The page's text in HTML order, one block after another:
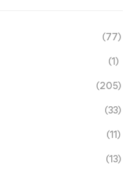
(77)
(1)
(205)
(33)
(11)
(13)